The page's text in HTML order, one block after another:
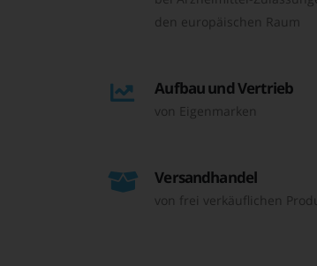
den europäischen Raum
Aufbau und Vertrieb
von Eigenmarken
Versandhandel
von frei verkäuflichen